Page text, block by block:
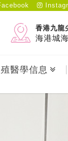
香港九龍
海港城
醫學信息